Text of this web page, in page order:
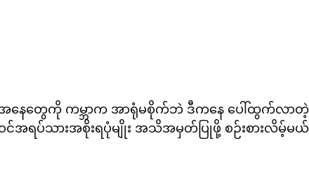
အနေတွေကို ကမ္ဘာက အာရုံမစိုက်ဘဲ ဒီကနေ ပေါ်ထွက်လာ
ရပ်သားအစိုးရပုံမျိုး အသိအမှတ်ပြုဖို့ စဉ်းစားလိမ့်